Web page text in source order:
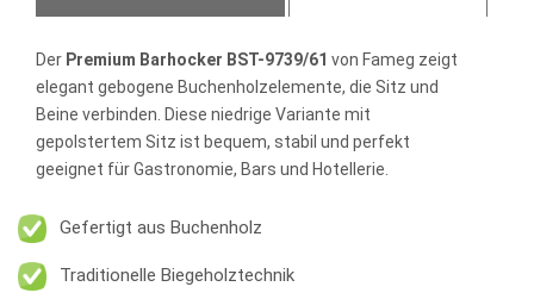
Der Premium Barhocker BST-9739/61 von Fameg zeigt
elegant gebogene Buchenholzelemente, die Sitz und
Beine verbinden. Diese niedrige Variante mit
gepolstertem Sitz ist bequem, stabil und perfekt
geeignet für Gastronomie, Bars und Hotellerie.
Gefertigt aus Buchenholz
Traditionelle Biegeholztechnik